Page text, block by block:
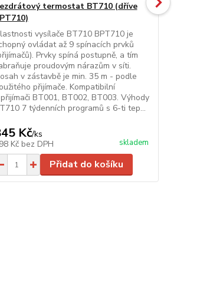
termostat BT710 (dříve
vysílače BT710 BPT710 je
ovládat až 9 spínacích prvků
Prvky spíná postupně, a tím
proudovým nárazům v síti.
v zástavbě je min. 35 m - podle
přijímače. Kompatibilní
BT001, BT002, BT003. Výhody
7 týdenních programů s 6-ti tep...
Kč/ks
Kč bez DPH skladem
Přidat do košíku